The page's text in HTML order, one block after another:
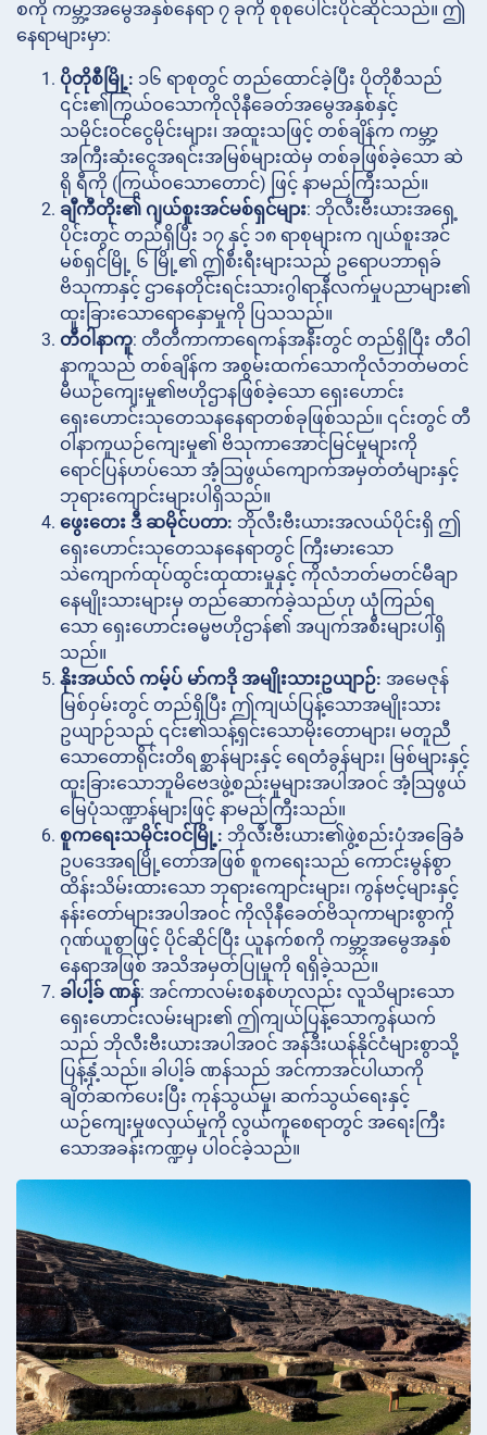
စကို ကမ္ဘာ့အမွေအနှစ်နေရာ ၇ ခုကို စုစုပေါင်းပိုင်ဆိုင်သည်။ ဤ
နေရာများမှာ:
ပိုတိုစီမြို့: ၁၆ ရာစုတွင် တည်ထောင်ခဲ့ပြီး ပိုတိုစီသည်
၎င်း၏ကြွယ်ဝသောကိုလိုနီခေတ်အမွေအနှစ်နှင့်
သမိုင်းဝင်ငွေမိုင်းများ၊ အထူးသဖြင့် တစ်ချိန်က ကမ္ဘာ့
အကြီးဆုံးငွေအရင်းအမြစ်များထဲမှ တစ်ခုဖြစ်ခဲ့သော ဆဲ
ရို ရီကို (ကြွယ်ဝသောတောင်) ဖြင့် နာမည်ကြီးသည်။
ချီကီတိုး၏ ဂျယ်စူးအင်မစ်ရှင်များ: ဘိုလီးဗီးယားအရှေ့
ပိုင်းတွင် တည်ရှိပြီး ၁၇ နှင့် ၁၈ ရာစုများက ဂျယ်စူးအင်
မစ်ရှင်မြို့ ၆ မြို့၏ ဤစီးရီးများသည် ဥရောပဘာရုခ်
ဗိသုကာနှင့် ဌာနေတိုင်းရင်းသားဂွါရာနီလက်မှုပညာများ၏
ထူးခြားသောရောနှောမှုကို ပြသသည်။
တီဝါနာကူ: တီတီကာကာရေကန်အနီးတွင် တည်ရှိပြီး တီဝါ
နာကူသည် တစ်ချိန်က အစွမ်းထက်သောကိုလံဘတ်မတင်
မီယဉ်ကျေးမှု၏ဗဟိုဌာနဖြစ်ခဲ့သော ရှေးဟောင်း
ရှေးဟောင်းသုတေသနနေရာတစ်ခုဖြစ်သည်။ ၎င်းတွင် တီ
ဝါနာကူယဉ်ကျေးမှု၏ ဗိသုကာအောင်မြင်မှုများကို
ရောင်ပြန်ဟပ်သော အံ့သြဖွယ်ကျောက်အမှတ်တံများနှင့်
ဘုရားကျောင်းများပါရှိသည်။
ဖွေးတေး ဒီ ဆမိုင်ပတာ: ဘိုလီးဗီးယားအလယ်ပိုင်းရှိ ဤ
ရှေးဟောင်းသုတေသနနေရာတွင် ကြီးမားသော
သဲကျောက်ထုပ်ထွင်းထုထားမှုနှင့် ကိုလံဘတ်မတင်မီချာ
နေမျိုးသားများမှ တည်ဆောက်ခဲ့သည်ဟု ယုံကြည်ရ
သော ရှေးဟောင်းဓမ္မဗဟိုဌာန်၏ အပျက်အစီးများပါရှိ
သည်။
နိုးအယ်လ် ကမ့်ပ် မာ်ကဒို အမျိုးသားဥယျာဉ်: အမေဇုန်
မြစ်ဝှမ်းတွင် တည်ရှိပြီး ဤကျယ်ပြန့်သောအမျိုးသား
ဥယျာဉ်သည် ၎င်း၏သန့်ရှင်းသောမိုးတောများ၊ မတူညီ
သောတောရိုင်းတိရစ္ဆာန်များနှင့် ရေတံခွန်များ၊ မြစ်များနှင့်
ထူးခြားသောဘူမိဗေဒဖွဲ့စည်းမှုများအပါအဝင် အံ့သြဖွယ်
မြေပုံသဏ္ဍာန်များဖြင့် နာမည်ကြီးသည်။
စူကရေးသမိုင်းဝင်မြို့: ဘိုလီးဗီးယား၏ဖွဲ့စည်းပုံအခြေခံ
ဥပဒေအရမြို့တော်အဖြစ် စူကရေးသည် ကောင်းမွန်စွာ
ထိန်းသိမ်းထားသော ဘုရားကျောင်းများ၊ ကွန်ဗင့်များနှင့်
နန်းတော်များအပါအဝင် ကိုလိုနီခေတ်ဗိသုကာများစွာကို
ဂုဏ်ယူစွာဖြင့် ပိုင်ဆိုင်ပြီး ယူနက်စကို ကမ္ဘာ့အမွေအနှစ်
နေရာအဖြစ် အသိအမှတ်ပြုမှုကို ရရှိခဲ့သည်။
ခါပါ့ခ် ဏန်: အင်ကာလမ်းစနစ်ဟုလည်း လူသိများသော
ရှေးဟောင်းလမ်းများ၏ ဤကျယ်ပြန့်သောကွန်ယက်
သည် ဘိုလီးဗီးယားအပါအဝင် အန်ဒီးယန်နိုင်ငံများစွာသို့
ပြန့်နှံ့သည်။ ခါပါ့ခ် ဏန်သည် အင်ကာအင်ပါယာကို
ချိတ်ဆက်ပေးပြီး ကုန်သွယ်မှု၊ ဆက်သွယ်ရေးနှင့်
ယဉ်ကျေးမှုဖလှယ်မှုကို လွယ်ကူစေရာတွင် အရေးကြီး
သောအခန်းကဏ္ဍမှ ပါဝင်ခဲ့သည်။